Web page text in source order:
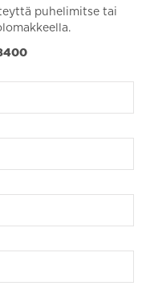
puhelimitse tai